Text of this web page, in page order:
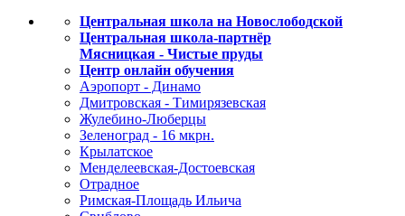
Центральная школа на Новослободской
Центральная школа-партнёр
Мясницкая - Чистые пруды
Центр онлайн обучения
Аэропорт - Динамо
Дмитровская - Тимирязевская
Жулебино-Люберцы
Зеленоград - 16 мкрн.
Крылатское
Менделеевская-Достоевская
Отрадное
Римская-Площадь Ильича